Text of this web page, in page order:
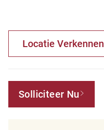
Locatie Verkennen
Solliciteer Nu